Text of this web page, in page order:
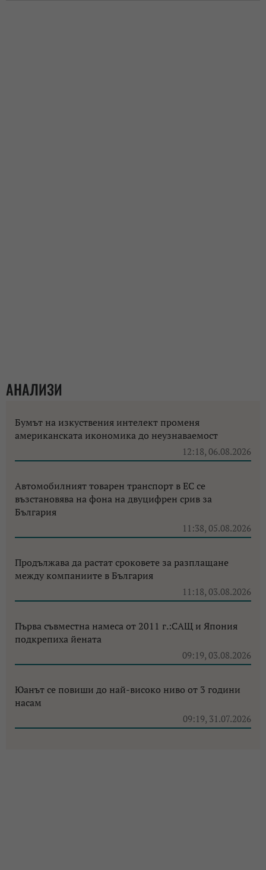
АНАЛИЗИ
Бумът на изкуствения интелект променя
американската икономика до неузнаваемост
12:18, 06.08.2026
Автомобилният товарен транспорт в ЕС се
възстановява на фона на двуцифрен срив за
България
11:38, 05.08.2026
Продължава да растат сроковете за разплащане
между компаниите в България
11:18, 03.08.2026
Първа съвместна намеса от 2011 г.:САЩ и Япония
подкрепиха йената
09:19, 03.08.2026
Юанът се повиши до най-високо ниво от 3 години
насам
09:19, 31.07.2026